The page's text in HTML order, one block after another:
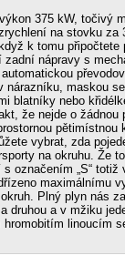
375 kW, točivý
na stovku
k tomu
zadní nápravy s
nárazníku, maskou
blatníky nebo
že nejde o žádnou
pětimístnou
vybrat, zda
na okruhu. Že
s označením „S“
maximálnímu
Plný plyn nás
druhou a v mžiku
hromobitím linoucím